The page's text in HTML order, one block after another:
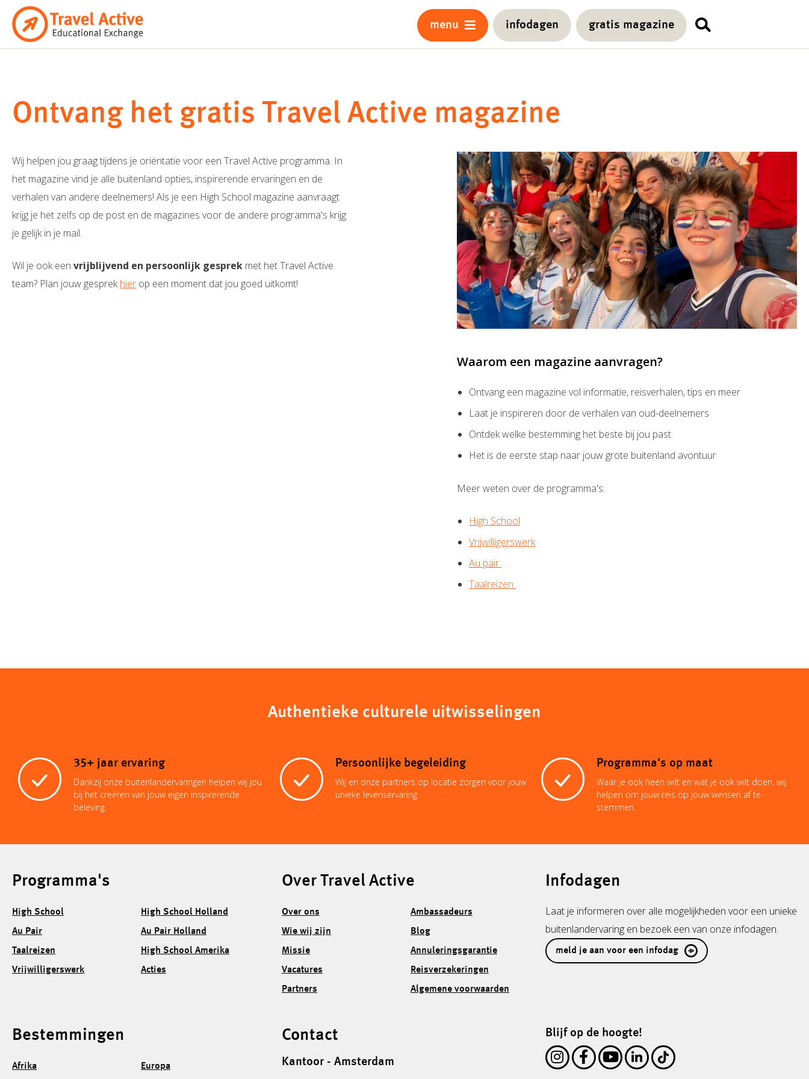
naar
menu infodagen gratis magazine
Ontvang het gratis Travel Active magazine
Wij helpen jou graag tijdens je oriëntatie voor een Travel Active programma. In
het magazine vind je alle buitenland opties, inspirerende ervaringen en de
verhalen van andere deelnemers! Als je een High School magazine aanvraagt
krijg je het zelfs op de post en de magazines voor de andere programma's krijg
je gelijk in je mail.
Wil je ook een vrijblijvend en persoonlijk gesprek met het Travel Active
team? Plan jouw gesprekhier op een moment dat jou goed uitkomt!
Waarom een magazine aanvragen?
Ontvang een magazine vol informatie, reisverhalen, tips en meer
Laat je inspireren door de verhalen van oud-deelnemers
Ontdek welke bestemming het beste bij jou past
Het is de eerste stap naar jouw grote buitenland avontuur
Meer weten over de programma's:
High School
Vrijwilligerswerk
Au pair
Taalreizen
Authentieke culturele uitwisselingen
35+ jaar ervaring
Dankzij onze buitenlandervaringen helpen wij jou
bij het creëren van jouw eigen inspirerende
beleving.
Persoonlijke begeleiding
Wij en onze partners op locatie zorgen voor jouw
unieke levenservaring.
Programma's op maat
Waar je ook heen wilt en wat je ook wilt doen, wij
helpen om jouw reis op jouw wensen af te
stemmen.
Programma's
High School
Au Pair
Taalreizen
Vrijwilligerswerk
High School Holland
Au Pair Holland
High School Amerika
Acties
Over Travel Active
Over ons
Wie wij zijn
Missie
Vacatures
Partners
Ambassadeurs
Blog
Annuleringsgarantie
Reisverzekeringen
Algemene voorwaarden
Infodagen
Laat je informeren over alle mogelijkheden voor een unieke
buitenlandervaring en bezoek een van onze infodagen.
meld je aan voor een infodag
Bestemmingen
Afrika Europa
Contact
Kantoor - Amsterdam
Blijf op de hoogte!